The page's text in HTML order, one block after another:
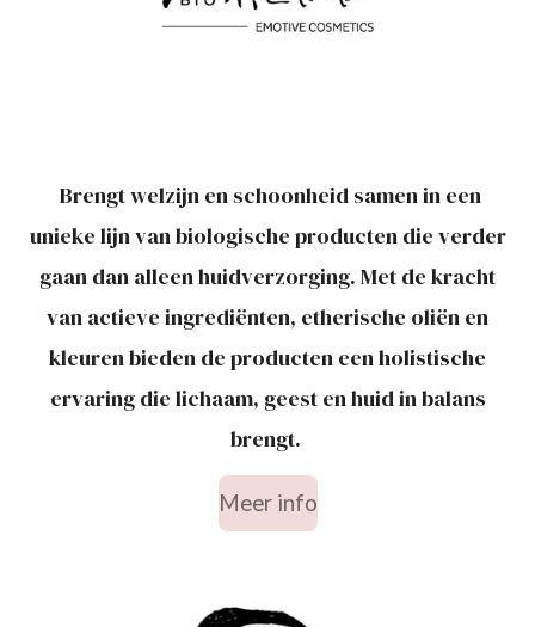
Brengt welzijn en schoonheid samen in een
unieke lijn van biologische producten die verder
gaan dan alleen huidverzorging. Met de kracht
van actieve ingrediënten, etherische oliën en
kleuren bieden de producten een holistische
ervaring die lichaam, geest en huid in balans
brengt.
Meer info